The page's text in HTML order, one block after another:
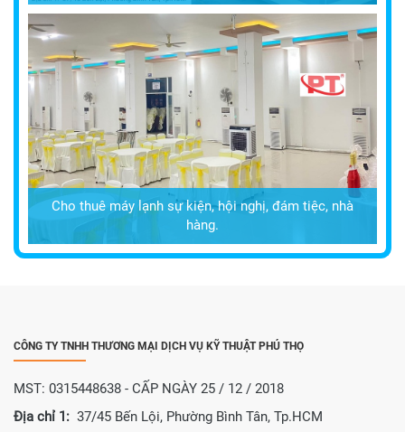
Cho thuê máy lạnh sự kiện, hội nghị, đám tiệc, nhà
hàng.
CÔNG TY TNHH THƯƠNG MẠI DỊCH VỤ KỸ THUẬT PHÚ THỌ
MST: 0315448638 - CẤP NGÀY 25 / 12 / 2018
Địa chỉ 1: 37/45 Bến Lội, Phường Bình Tân, Tp.HCM